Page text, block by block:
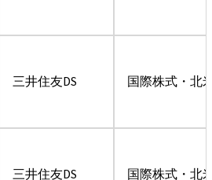
三井住友DS 国際株式・北
三井住友DS 国際株式・北